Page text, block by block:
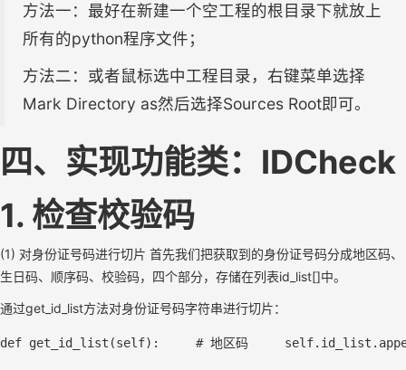
方法一：最好在新建一个空工程的根目录下就放上
所有的python程序文件；
方法二：或者鼠标选中工程目录，右键菜单选择
Mark Directory as然后选择Sources Root即可。
四、实现功能类：IDCheck
1. 检查校验码
(1) 对身份证号码进行切片 首先我们把获取到的身份证号码分成地区码、
生日码、顺序码、校验码，四个部分，存储在列表id_list[]中。
通过get_id_list方法对身份证号码字符串进行切片：
def get_id_list (self) : # 地区码 self